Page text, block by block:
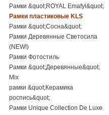
Рамки &quot;ROYAL Emafyl&quot;
Рамки пластиковые KLS
Рамки &quot;Сосна&quot;
Рамки Деревянные Светосила
(NEW!)
Рамки Фотостиль
Рамки &quot;Деревянные&quot;
Mix
рамки &quot;Керамика
роспись&quot;
Рамки Unique Collection De Luxe